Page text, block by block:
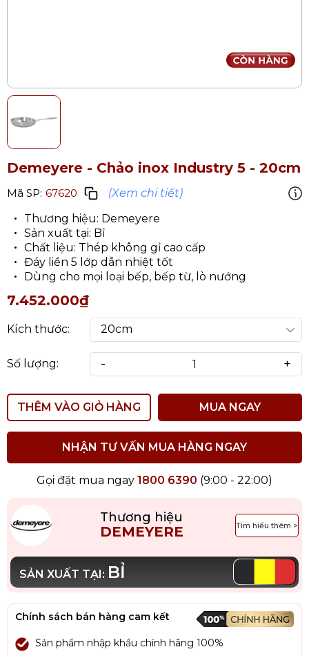
Demeyere - Chảo inox Industry 5 - 20cm
Mã SP: 67620
(Xem chi tiết)
Thương hiệu: Demeyere
Sản xuất tại: Bỉ
Chất liệu: Thép không gỉ cao cấp
Đáy liền 5 lớp dẫn nhiệt tốt
Dùng cho mọi loại bếp, bếp từ, lò nướng
7.452.000₫
Kích thước:
Số lượng: - +
THÊM VÀO GIỎ HÀNG MUA NGAY
NHẬN TƯ VẤN MUA HÀNG NGAY
Gọi đặt mua ngay 1800 6390 (9:00 - 22:00)
Thương hiệu
DEMEYERE Tìm hiểu thêm >
SẢN XUẤT TẠI: BỈ
Chính sách bán hàng cam kết
Sản phẩm nhập khẩu chính hãng 100%